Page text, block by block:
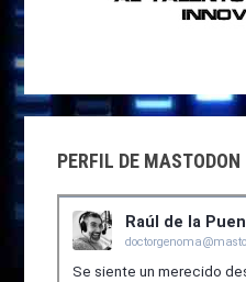
PERFIL DE MASTODON